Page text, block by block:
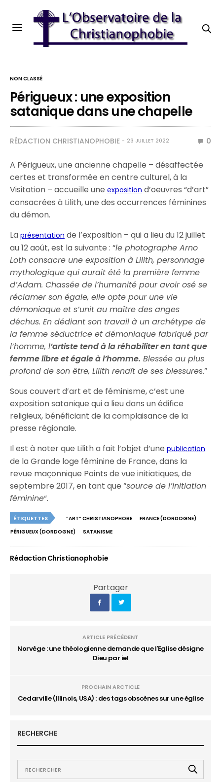
NON CLASSÉ
Périgueux : une exposition
satanique dans une chapelle
RÉDACTION CHRISTIANOPHOBIE 23 JUILLET 2022 0
A Périgueux, une ancienne chapelle – désaffectée
certes et transformée en centre culturel, à la
Visitation – accueille uneexposition d’oeuvres “d’art”
consacrées à Lilith, une des occurrences féminines
du démon.
Laprésentation de l’exposition – qui a lieu du 12 juillet
au 12 août, est la suivante : “le photographe Arno
Loth consacre une exposition à Lilith, personnage
mythologique qui aurait été la première femme
d’Adam. Chassée de l’humanité pour avoir osé se
réclamer son égale, elle opte pour une vie
démoniaque et s’unit au maître des anges
déchus. En dédiant son travail à un archétype de
la femme séductrice et démoniaque fabriqué par
l’homme, l’artiste tend à la réhabiliter en tant que
femme libre et égale à l’homme. Blessée au plus
profond de son être, Lilith renaît de ses blessures.”
Sous couvert d’art et de féminisme, c’est une
exposition satanique qui a lieu dans un édifice
religieux, bénéficiant de la complaisance de la
presse régionale.
Il est à noter que Lilith a fait l’objet d’unepublication
de la Grande loge féminine de France, dans la
revue maçonnique Points de vue initiatiques, de
septembre 2017, en tant que “source de l’initiation
féminine“.
ÉTIQUETTES “ART” CHRISTIANOPHOBE
FRANCE (DORDOGNE)
PÉRIGUEUX (DORDOGNE)
SATANISME
Rédaction Christianophobie
Partager
ARTICLE PRÉCÉDENT
Norvège : une théologienne demande que l'Eglise désigne
Dieu par iel
PROCHAIN ARCTICLE
Cedarville (Illinois, USA) : des tags obscènes sur une église
RECHERCHE